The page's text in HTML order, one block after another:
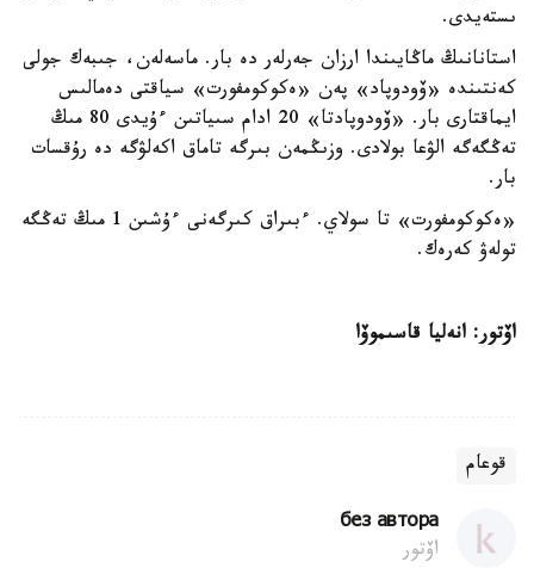
ىستەيدى.
استانانىڭ ماڭايىندا ارزان جەرلەر دە بار. ماسەلەن، جىبەك جولى
كەنتىندە «ۆودوپاد» پەن «ەكوكومفورت» سياقتى دەمالىس
ايماقتارى بار. «ۆودوپادتا» 20 ادام سىياتىن ءۇيدى 80 مىڭ
تەڭگەگە الۋعا بولادى. وزىڭمەن بىرگە تاماق اكەلۋگە دە رۇقسات
بار.
«ەكوكومفورت» تا سولاي. ءبىراق كىرگەنى ءۇشىن 1 مىڭ تەڭگە
تولەۋ كەرەك.
اۆتور: انەليا قاسىموۆا
قوعام
без автора
اۆتور